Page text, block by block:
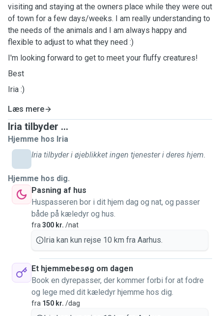
visiting and staying at the owners place while they were out
of town for a few days/weeks. I am really understanding to
the needs of the animals and I am always happy and
flexible to adjust to what they need :)
I'm looking forward to get to meet your fluffy creatures!
Best
Iria :)
Læs mere
Iria tilbyder ...
Hjemme hos Iria
Iria tilbyder i øjeblikket ingen tjenester i deres hjem.
Hjemme hos dig.
Pasning af hus
Huspasseren bor i dit hjem dag og nat, og passer
både på kæledyr og hus.
fra 300 kr. /nat
Iria kan kun rejse 10 km fra Aarhus.
Et hjemmebesøg om dagen
Book en dyrepasser, der kommer forbi for at fodre
og lege med dit kæledyr hjemme hos dig.
fra 150 kr. /dag